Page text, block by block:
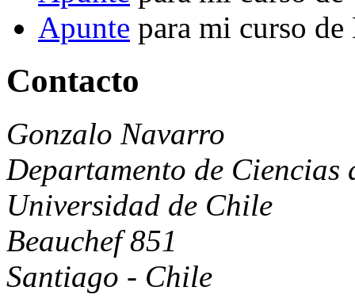
Apunte para mi curso
Contacto
Gonzalo Navarro
Departamento de
Universidad de Chile
Beauchef 851
Santiago - Chile